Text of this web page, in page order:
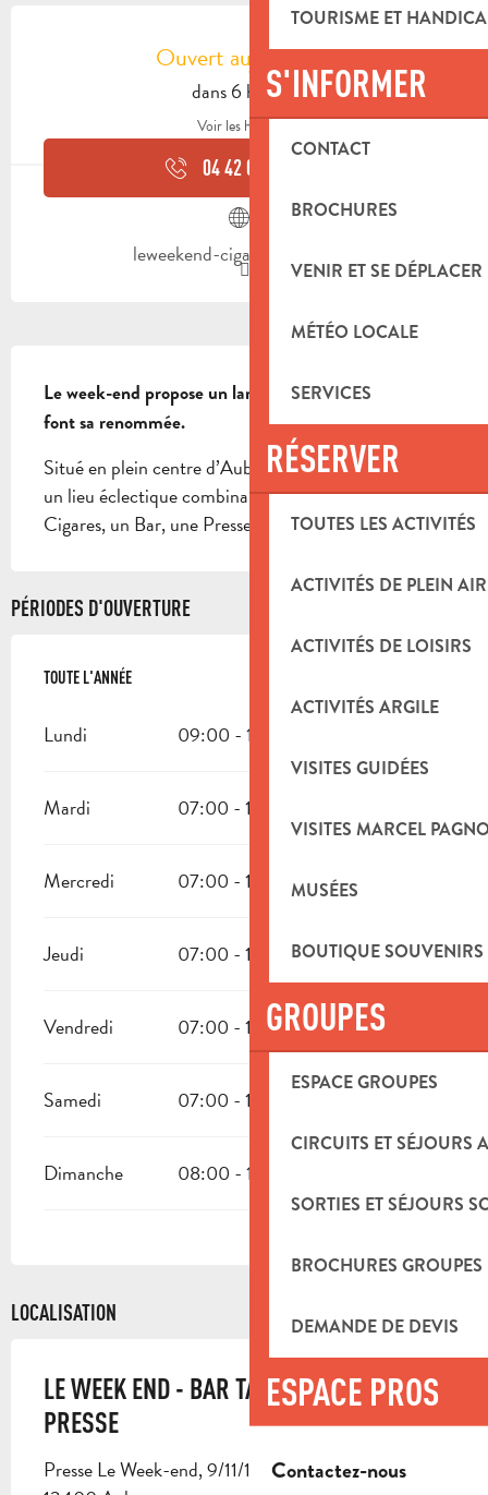
TOURISME ET
S'INFORMER
CONTACT
BROCHURES
VENIR ET SE DÉPLACER
MÉTÉO LOCALE
SERVICES
RÉSERVER
TOUTES LES ACTIVITÉS
ACTIVITÉS DE PLEIN AIR
ACTIVITÉS DE LOISIRS
ACTIVITÉS ARGILE
VISITES GUIDÉES
VISITES MARCEL
MUSÉES
BOUTIQUE
GROUPES
ESPACE GROUPES
CIRCUITS ET SÉJOURS
SORTIES ET SÉJOURS
BROCHURES GROUPES
DEMANDE DE DEVIS
ESPACE PROS
Contactez-nous
OUVERTURE ET COORDONNÉES
Ouvert aujourd'hui
dans 6 heures
Voir les horaires
04 42 03 10
leweekend-cigare-aubagne.fr
Le week-end propose un large choix de cigares qui
font sa renommée.
Situé en plein centre d’Aubagne, Le Week End est
un lieu éclectique combinant un Tabac avec Cave à
Cigares, un Bar, une Presse et une Cave à vins.
PÉRIODES D'OUVERTURE
TOUTE L'ANNÉE
TOUTE L'ANNÉE
Lundi 09:00 - 13:00
Mardi 07:00 - 19:30
Mercredi 07:00 - 19:30
Jeudi 07:00 - 19:30
Vendredi 07:00 - 19:30
Samedi 07:00 - 19:30
Dimanche 08:00 - 13:00
LOCALISATION
LE WEEK END - BAR TABAC CIGARES
PRESSE
Presse Le Week-end, 9/11/13 cours Maréchal Foch,